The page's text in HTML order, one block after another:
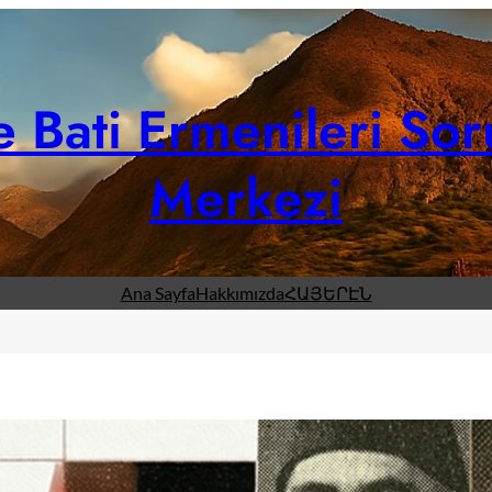
Bati Ermenileri
Merkezi
Ana SayfaHakkımızdaՀԱՅԵՐԷՆ